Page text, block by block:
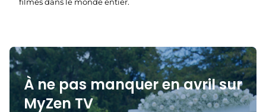
À ne pas manquer en avril sur
MyZen TV